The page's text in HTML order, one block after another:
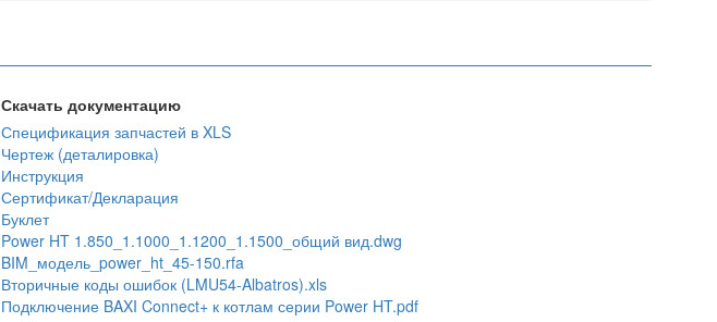
Скачать документацию
Спецификация запчастей в XLS
Чертеж (деталировка)
Инструкция
Сертификат/Декларация
Буклет
Power HT 1.850_1.1000_1.1200_1.1500_общий вид.dwg
BIM_модель_power_ht_45-150.rfa
Вторичные коды ошибок (LMU54-Albatros).xls
Подключение BAXI Connect+ к котлам серии Power HT.pdf